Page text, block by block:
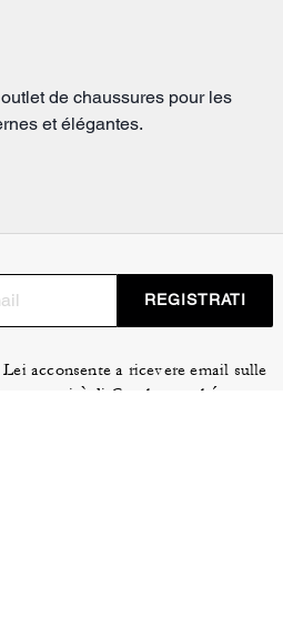
de chaussures pour les
et élégantes.
de sport pour
le savoir-faire unique de la
de chaussures COACH
pour vous accompagner
REGISTRATI
acconsente a ricevere email sulle
e novità di Coach, nonché